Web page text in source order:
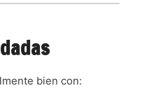
bien con: